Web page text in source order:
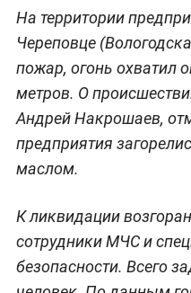
На территории
Череповце
пожар, огонь охватил
метров. О
Андрей Накрошаев,
предприятия
маслом.
К ликвидации
сотрудники МЧС и
безопасности. Всего